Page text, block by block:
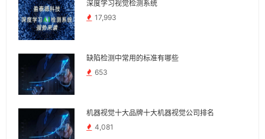
深度学习视觉检测系统
17,993
缺陷检测中常用的标准有哪些
653
机器视觉十大品牌十大机器视觉公司排名
4,081